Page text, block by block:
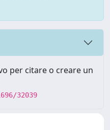
per citare o creare un
32039